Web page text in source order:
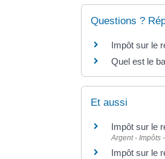
Questions ?
Impôt sur le
Quel est le
Et aussi
Impôt sur le
Argent - Impôts
Impôt sur le